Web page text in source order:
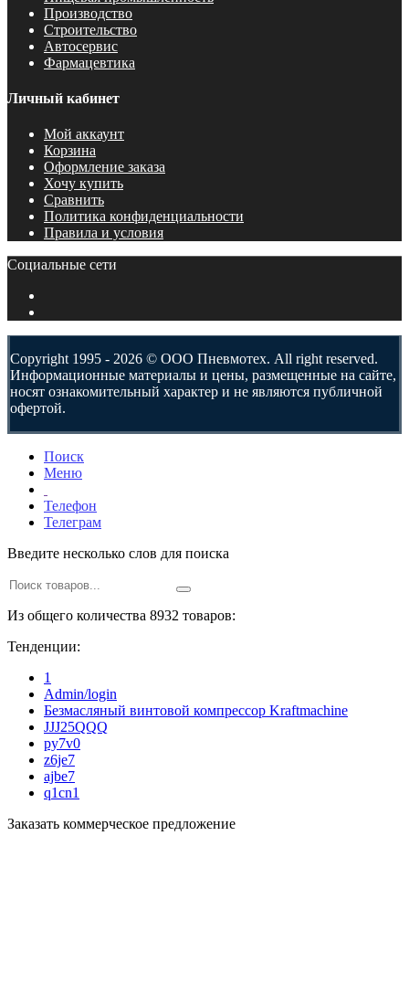
Производство
Строительство
Автосервис
Фармацевтика
Личный кабинет
Мой аккаунт
Корзина
Оформление заказа
Хочу купить
Сравнить
Политика конфиденциальности
Правила и условия
Социальные сети
Copyright 1995 - 2026 © ООО Пневмотех. All right reserved.
Информационные материалы и цены, размещенные на сайте,
носят ознакомительный характер и не являются публичной
офертой.
Поиск
Меню
Телефон
Телеграм
Введите несколько слов для поиска
Из общего количества 8932 товаров:
Тенденции:
1
Admin/login
Безмасляный винтовой компрессор Kraftmaсhine
JJJ25QQQ
py7v0
z6je7
ajbe7
q1cn1
Заказать коммерческое предложение